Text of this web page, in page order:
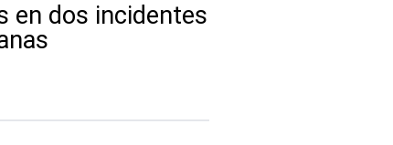
en dos incidentes